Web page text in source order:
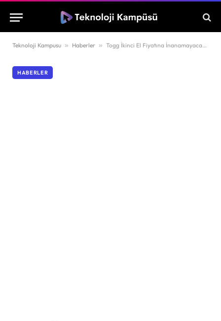
Teknoloji Kampusu » Haberler » Togg İkinci El Fiyatına İnanamayacaksınız! Togg T10X 3,5 Milyona Satışa Çıkarıldı.
HABERLER